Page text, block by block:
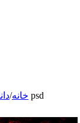
خانه/ طرح بنر شهری شهادت امام حسن عسکری psd